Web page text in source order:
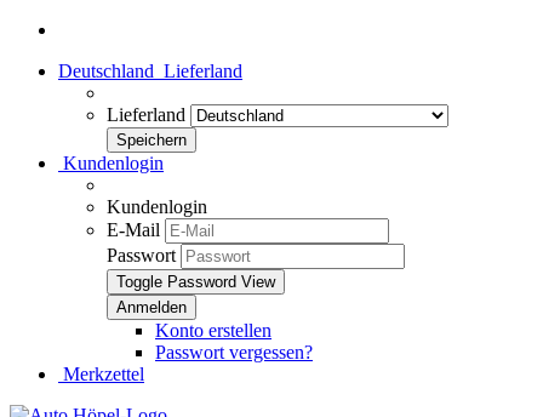
Deutschland Lieferland
Lieferland
Kundenlogin
Kundenlogin
E-Mail
Passwort
Toggle Password View
Konto erstellen
Passwort vergessen?
Merkzettel